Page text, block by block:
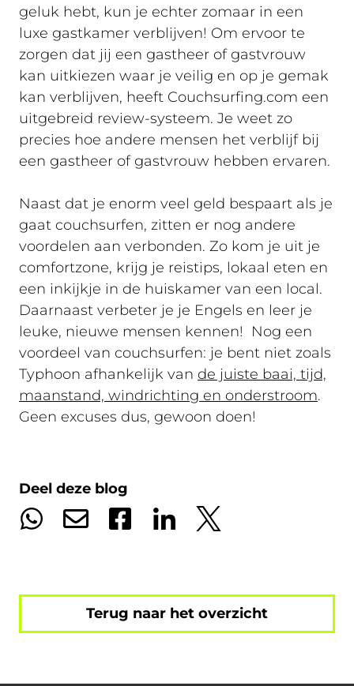
geluk hebt, kun je echter zomaar in een
luxe gastkamer verblijven! Om ervoor te
zorgen dat jij een gastheer of gastvrouw
kan uitkiezen waar je veilig en op je gemak
kan verblijven, heeft Couchsurfing.com een
uitgebreid review-systeem. Je weet zo
precies hoe andere mensen het verblijf bij
een gastheer of gastvrouw hebben ervaren.
Naast dat je enorm veel geld bespaart als je
gaat couchsurfen, zitten er nog andere
voordelen aan verbonden. Zo kom je uit je
comfortzone, krijg je reistips, lokaal eten en
een inkijkje in de huiskamer van een local.
Daarnaast verbeter je je Engels en leer je
leuke, nieuwe mensen kennen! Nog een
voordeel van couchsurfen: je bent niet zoals
Typhoon afhankelijk van de juiste baai, tijd,
maanstand, windrichting en onderstroom.
Geen excuses dus, gewoon doen!
Deel deze blog
Terug naar het overzicht